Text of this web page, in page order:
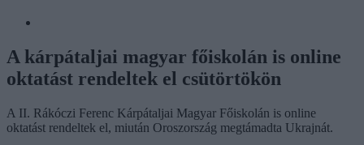
A kárpátaljai magyar főiskolán is online
oktatást rendeltek el csütörtökön
A II. Rákóczi Ferenc Kárpátaljai Magyar Főiskolán is online
oktatást rendeltek el, miután Oroszország megtámadta Ukrajnát.